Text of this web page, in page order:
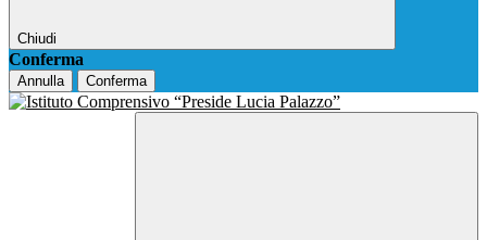
Chiudi
Conferma
Annulla Conferma